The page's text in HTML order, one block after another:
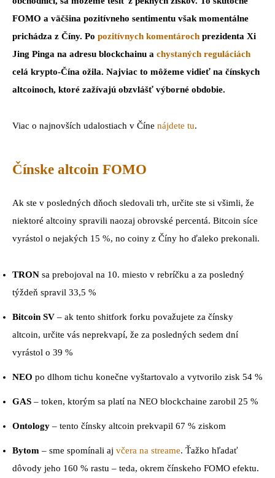
FOMO a väčšina pozitívneho sentimentu však momentálne
prichádza z Číny. Po pozitívnych komentároch prezidenta Xi
Jing Pinga na adresu blockchainu a chystaných reguláciách
celá krypto-Čína ožila. Najviac to môžeme vidieť na čínskych
altcoinoch, ktoré zažívajú obzvlášť výborné obdobie.
Viac o najnovších udalostiach v Číne nájdete tu.
Čínske altcoin FOMO
Ak ste v posledných dňoch sledovali trh, určite ste si všimli, že
niektoré altcoiny spravili naozaj obrovské percentá. Bitcoin síce
vyrástol o nejakých 15 %, no coiny z Číny ho ďaleko prekonali.
TRON sa prebojoval na 10. miesto v rebríčku a za posledný
týždeň spravil 33,5 %
Bitcoin SV – ak tento shitfork forku považujete za čínsky
altcoin, určite vás neprekvapí, že za posledných sedem dní
vyrástol o 39 %
NEO po dlhom tichu konečne vyštartovalo a vytvorilo zisk 54 %
GAS – token, ktorým sa platí na NEO blockchaine zarobil 25 %
Ontology – tento čínsky altcoin prekvapil 67 % ziskom
Bytom – sme spomínali aj včera na streame. Ťažko hľadať
dôvody jeho 160 % rastu – teda, okrem čínskeho FOMO efektu.